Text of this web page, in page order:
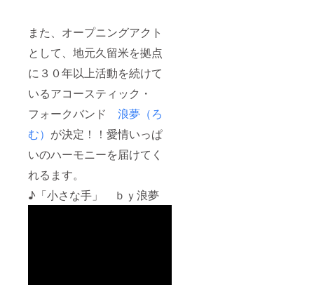
また、オープニングアクト
として、地元久留米を拠点
に３０年以上活動を続けて
いるアコースティック・
フォークバンド 浪夢（ろ
む） が決定！！愛情いっぱ
いのハーモニーを届けてく
れるます。
♪「小さな手」 ｂｙ浪夢